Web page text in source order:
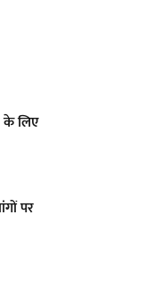
के लिए
पर